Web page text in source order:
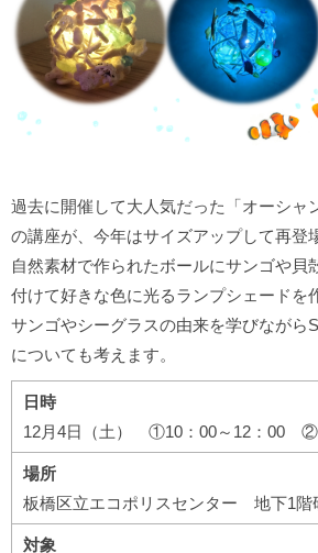
過去に開催して大人気だった「オーシャ
の講座が、今年はサイズアップして再登
自然素材で作られたボールにサンゴや貝
付けて好きな色に光るランプシェードを
サンゴやシーグラスの由来を学びながら
についても考えます。
日時
12月4日（土） ①10：00～12：00
場所
板橋区立エコポリスセンター 地下1階
対象